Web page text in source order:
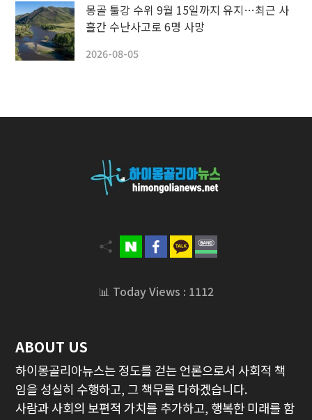
몽골 툴강 수위 9월 15일까지 유지…최근 사
흘간 수난사고로 6명 사망
2026-08-05
📊 Today Views : 1112
ABOUT US
하이몽골리아뉴스는 정도를 걷는 언론으로서 사회적 책
임을 성실히 수행하고, 그 책무를 다하겠습니다.
사람과 사회의 보편적 가치를 추가하고, 행복한 미래를 함